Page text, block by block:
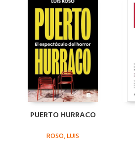
PUERTO HURRACO
ROSO, LUIS